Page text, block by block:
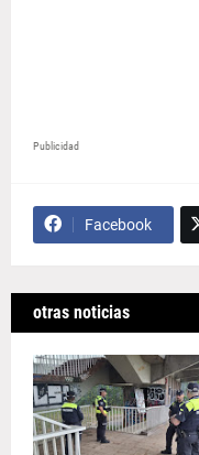
Publicidad
Facebook
otras noticias